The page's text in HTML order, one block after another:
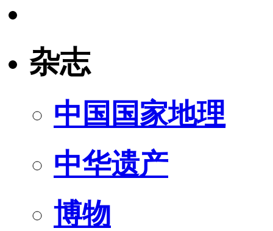
杂志
中国国家地理
中华遗产
博物